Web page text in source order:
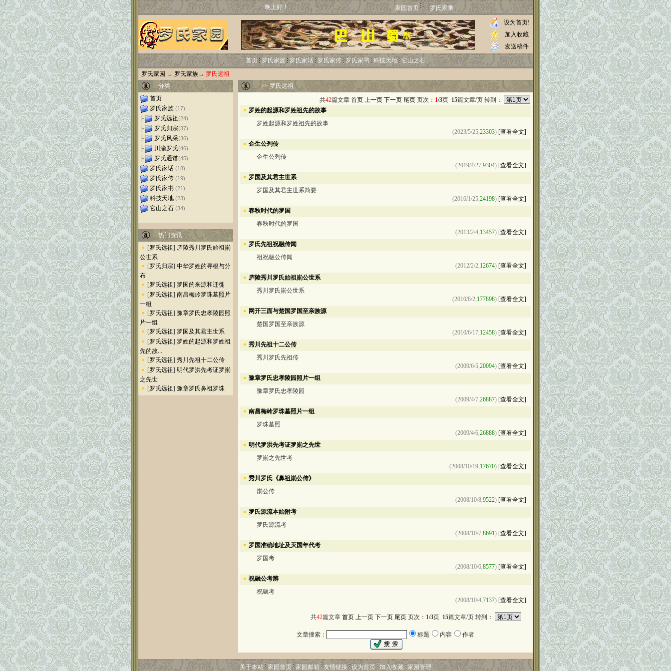
晚上好！ 家园首页 罗氏家乘
设为首页!
加入收藏
发送稿件
首页 罗氏家族 罗氏家话 罗氏家传 罗氏家书 科技天地 它山之石
罗氏家园 → 罗氏家族→ 罗氏远祖
分类
首页
罗氏家族 (17)
├ 罗氏远祖(24)
├ 罗氏归宗(37)
├ 罗氏风采(36)
├ 川渝罗氏(46)
├ 罗氏通谱(45)
罗氏家话 (18)
罗氏家传 (19)
罗氏家书 (21)
科技天地 (23)
它山之石 (34)
热门资讯
[罗氏远祖] 庐陵秀川罗氏始祖崱
公世系
[罗氏归宗] 中华罗姓的寻根与分
布
[罗氏远祖] 罗国的来源和迁徙
[罗氏远祖] 南昌梅岭罗珠墓照片
一组
[罗氏远祖] 豫章罗氏忠孝陵园照
片一组
[罗氏远祖] 罗国及其君主世系
[罗氏远祖] 罗姓的起源和罗姓祖
先的故...
[罗氏远祖] 秀川先祖十二公传
[罗氏远祖] 明代罗洪先考证罗崱
之先世
[罗氏远祖] 豫章罗氏鼻祖罗珠
>>罗氏远祖
共42篇文章 首页 上一页 下一页 尾页 页次： 1/3页 15篇文章/页 转到：
罗姓的起源和罗姓祖先的故事
罗姓起源和罗姓祖先的故事
(2023/5/25,23303) [查看全文]
企生公列传
企生公列传
(2019/4/27,9304) [查看全文]
罗国及其君主世系
罗国及其君主世系简要
(2016/1/25,24198) [查看全文]
春秋时代的罗国
春秋时代的罗国
(2013/2/4,13457) [查看全文]
罗氏先祖祝融传闻
祖祝融公传闻
(2012/2/2,12674) [查看全文]
庐陵秀川罗氏始祖崱公世系
秀川罗氏崱公世系
(2010/8/2,177898) [查看全文]
网开三面与楚国罗国至亲族源
楚国罗国至亲族源
(2010/6/17,12458) [查看全文]
秀川先祖十二公传
秀川罗氏先祖传
(2009/6/5,20094) [查看全文]
豫章罗氏忠孝陵园照片一组
豫章罗氏忠孝陵园
(2009/4/7,26887) [查看全文]
南昌梅岭罗珠墓照片一组
罗珠墓照
(2009/4/6,26888) [查看全文]
明代罗洪先考证罗崱之先世
罗崱之先世考
(2008/10/19,17670) [查看全文]
秀川罗氏《鼻祖崱公传》
崱公传
(2008/10/8,9522) [查看全文]
罗氏源流本始附考
罗氏源流考
(2008/10/7,8691) [查看全文]
罗国准确地址及灭国年代考
罗国考
(2008/10/6,8577) [查看全文]
祝融公考辨
祝融考
(2008/10/4,7137) [查看全文]
共42篇文章 首页 上一页 下一页 尾页 页次： 1/3页 15篇文章/页 转到：
文章搜索： 标题 内容 作者
关于本站 家园首页 家园邮箱 友情链接 设为首页 加入收藏 家园管理